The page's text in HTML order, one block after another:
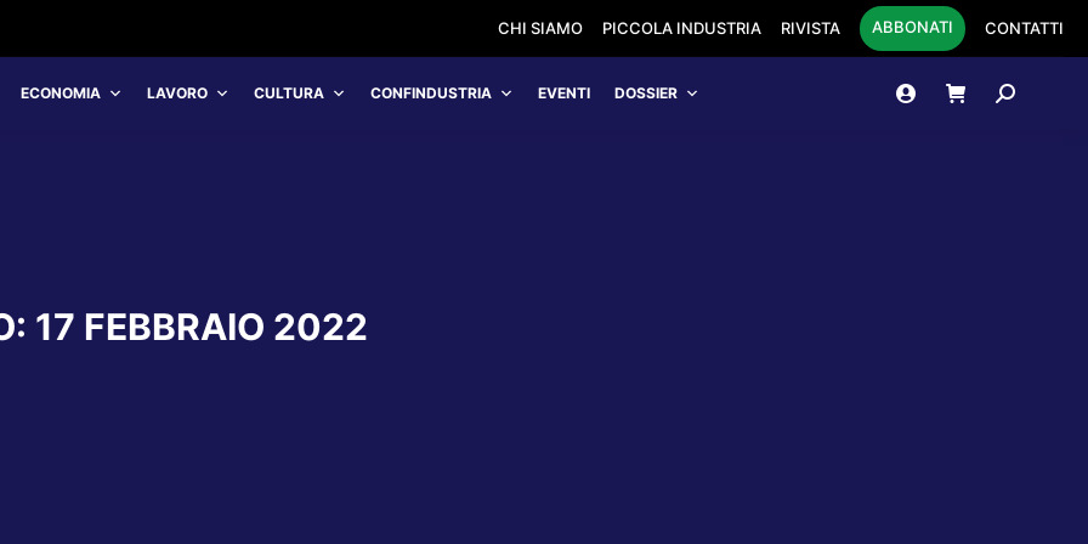
CHI SIAMO PICCOLA INDUSTRIA RIVISTA ABBONATI CONTATTI
ECONOMIA LAVORO CULTURA CONFINDUSTRIA EVENTI DOSSIER Cerca:
17 FEBBRAIO 2022